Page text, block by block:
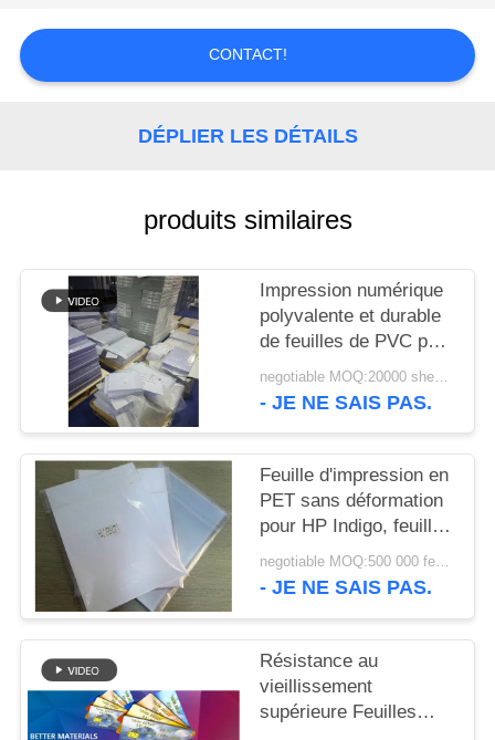
LA
QUALITÉ
DEMANDEZ
UN DEVIS
PLAN
DU
SITE
PRIVACY
POLICY
CONTACT!
DÉPLIER LES DÉTAILS
produits similaires
Impression numérique
polyvalente et durable
de feuilles de PVC pour
la production de cartes
d'identité intelligentes
negotiable MOQ:20000 sheets or 2 tons
- JE NE SAIS PAS.
Feuille d'impression en
PET sans déformation
pour HP Indigo, feuille
d'impression de carte
en PET, feuille de carte
M-PET-HIP
negotiable MOQ:500 000 feuilles par mois
- JE NE SAIS PAS.
Résistance au
vieillissement
supérieure Feuilles